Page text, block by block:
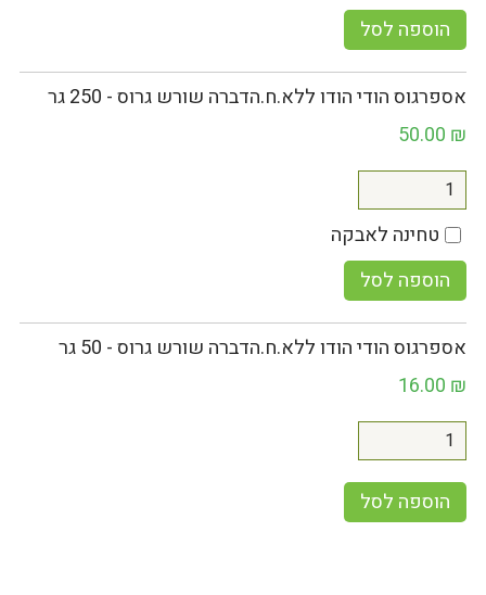
הוספה לסל
אספרגוס הודי הודו ללא.ח.הדברה שורש גרוס - 250 גר
50.00 ₪
טחינה לאבקה
הוספה לסל
אספרגוס הודי הודו ללא.ח.הדברה שורש גרוס - 50 גר
16.00 ₪
הוספה לסל